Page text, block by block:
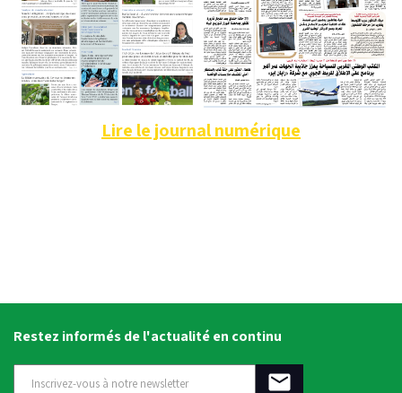
Lire le journal numérique
Restez informés de l'actualité en continu